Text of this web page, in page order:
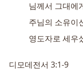
님께서 그대에
주님의 소유이
영도자로 세우
디모데전서 3:1-9